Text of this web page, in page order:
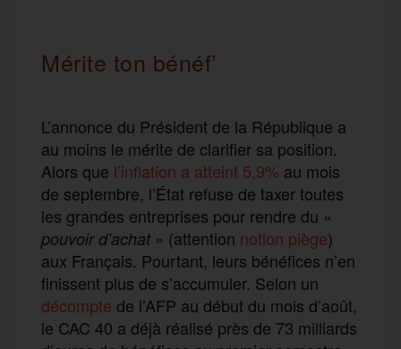
Mérite ton bénéf’
L’annonce du Président de la République a
au moins le mérite de clarifier sa position.
Alors que l’inflation a atteint 5,9% au mois
de septembre, l’État refuse de taxer toutes
les grandes entreprises pour rendre du «
pouvoir d’achat» (attention notion piège)
aux Français. Pourtant, leurs bénéfices n’en
finissent plus de s’accumuler. Selon un
décompte de l’AFP au début du mois d’août,
le CAC 40 a déjà réalisé près de 73 milliards